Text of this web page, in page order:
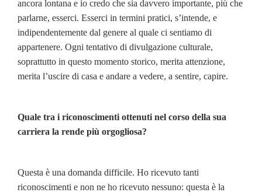
ancora lontana e io credo che sia davvero importante, più che
parlarne, esserci. Esserci in termini pratici, s’intende, e
indipendentemente dal genere al quale ci sentiamo di
appartenere. Ogni tentativo di divulgazione culturale,
soprattutto in questo momento storico, merita attenzione,
merita l’uscire di casa e andare a vedere, a sentire, capire.
Quale tra i riconoscimenti ottenuti nel corso della sua
carriera la rende più orgogliosa?
Questa è una domanda difficile. Ho ricevuto tanti
riconoscimenti e non ne ho ricevuto nessuno: questa è la